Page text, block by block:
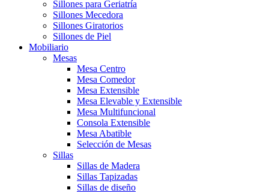
Sillones para Geriatría
Sillones Mecedora
Sillones Giratorios
Sillones de Piel
Mobiliario
Mesas
Mesa Centro
Mesa Comedor
Mesa Extensible
Mesa Elevable y Extensible
Mesa Multifuncional
Consola Extensible
Mesa Abatible
Selección de Mesas
Sillas
Sillas de Madera
Sillas Tapizadas
Sillas de diseño